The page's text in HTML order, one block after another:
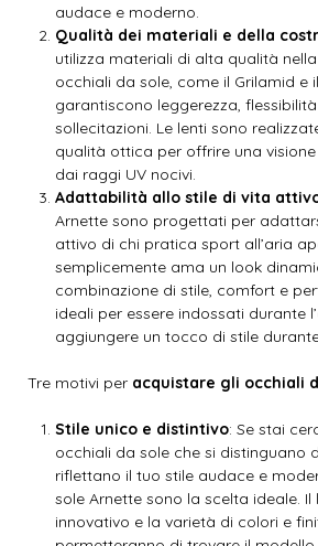
audace e moderno.
Qualità dei materiali e della
utilizza materiali di alta qualità
occhiali da sole, come il Grilamid e
garantiscono leggerezza,
sollecitazioni. Le lenti sono
qualità ottica per offrire una
dai raggi UV nocivi.
Adattabilità allo stile di vita
Arnette sono progettati per
attivo di chi pratica sport all’aria
semplicemente ama un look
combinazione di stile, comfort e
ideali per essere indossati durante
aggiungere un tocco di stile
Tre motivi per acquistare gli occhiali
Stile unico e distintivo: Se stai
occhiali da sole che si distinguano
riflettano il tuo stile audace e
sole Arnette sono la scelta ideale. Il
innovativo e la varietà di colori e